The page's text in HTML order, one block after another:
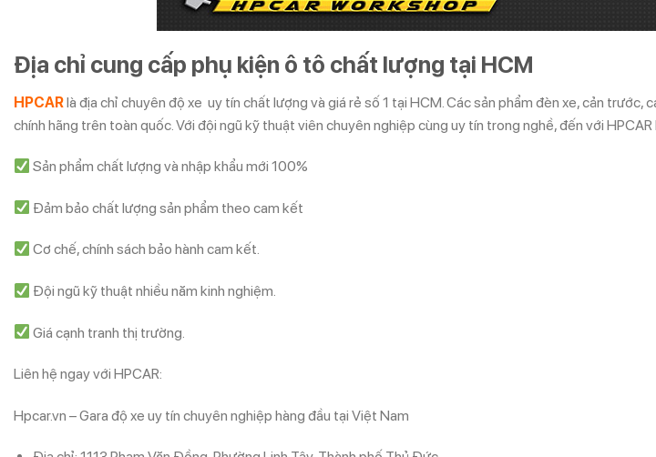
Địa chỉ cung cấp phụ kiện ô tô chất lượng tại HCM
HPCARlà địa chỉ chuyên độ xe uy tín chất lượng và giá rẻ số 1 tại HCM. Các sản phẩm đèn xe, cản trước,
chính hãng trên toàn quốc. Với đội ngũ kỹ thuật viên chuyên nghiệp cùng uy tín trong nghề, đến với
Sản phẩm chất lượng và nhập khẩu mới 100%
Đảm bảo chất lượng sản phẩm theo cam kết
Cơ chế, chính sách bảo hành cam kết.
Đội ngũ kỹ thuật nhiều năm kinh nghiệm.
Giá cạnh tranh thị trường.
Liên hệ ngay với HPCAR:
Hpcar.vn – Gara độ xe uy tín chuyên nghiệp hàng đầu tại Việt Nam